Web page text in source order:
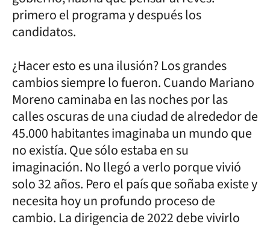
primero el programa y después los
candidatos.
¿Hacer esto es una ilusión? Los grandes
cambios siempre lo fueron. Cuando Mariano
Moreno caminaba en las noches por las
calles oscuras de una ciudad de alrededor de
45.000 habitantes imaginaba un mundo que
no existía. Que sólo estaba en su
imaginación. No llegó a verlo porque vivió
solo 32 años. Pero el país que soñaba existe y
necesita hoy un profundo proceso de
cambio. La dirigencia de 2022 debe vivirlo